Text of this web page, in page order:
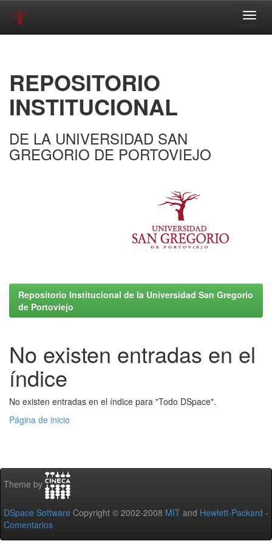
REPOSITORIO
INSTITUCIONAL
DE LA UNIVERSIDAD SAN
GREGORIO DE PORTOVIEJO
Repositorio Institucional de la Universidad San Gregorio
de Portoviejo
No existen entradas en el
índice
No existen entradas en el índice para "Todo DSpace".
Página de inicio
Theme by
DSpace Software Copyright © 2002-2008 MIT and Hewlett-Packard -
Comentarios